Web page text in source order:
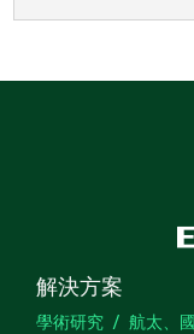
解決方案
學術研究 航太、